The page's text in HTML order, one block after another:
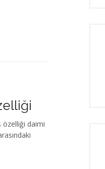
özelliği daimi